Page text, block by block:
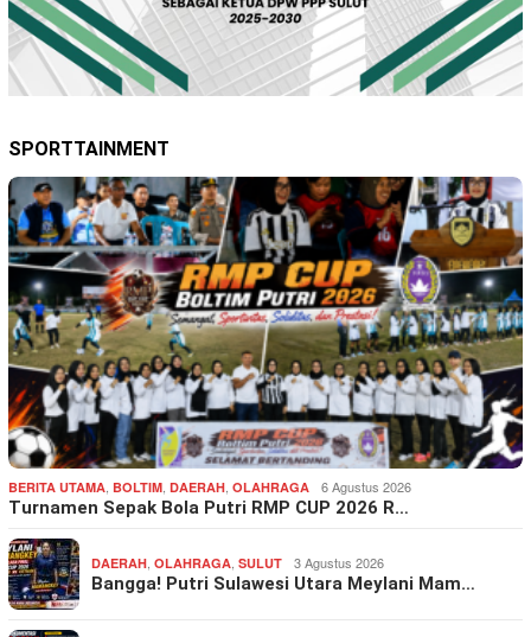
SPORTTAINMENT
BERITA UTAMA BOLTIM DAERAH OLAHRAGA 6 Agustus 2026
Turnamen Sepak Bola Putri RMP CUP 2026 R…
DAERAH OLAHRAGA SULUT 3 Agustus 2026
Bangga! Putri Sulawesi Utara Meylani Mam…